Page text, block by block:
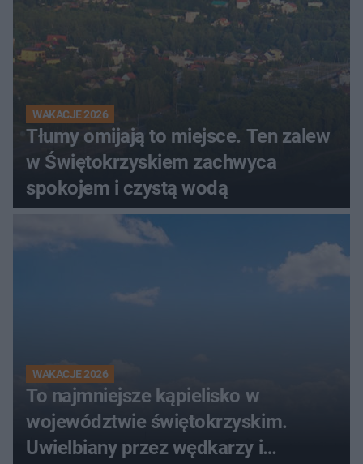
WAKACJE 2026
Tłumy omijają to miejsce. Ten zalew
w Świętokrzyskiem zachwyca
spokojem i czystą wodą
WAKACJE 2026
To najmniejsze kąpielisko w
województwie świętokrzyskim.
Uwielbiany przez wędkarzy i